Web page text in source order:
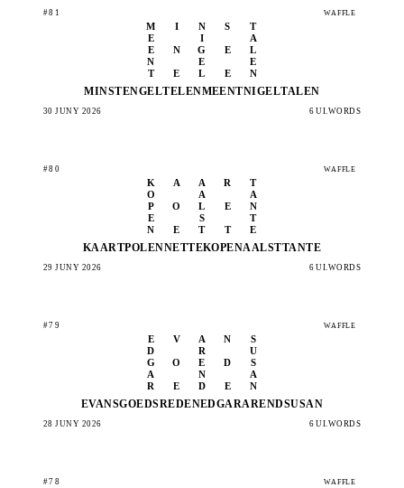
#81 WAFFLE
M I N S
T
E
I
A
E
N G E
L
N
E
E
T
E L E N
MINSTENGELTELENMEENTNIGELTALEN
30 JUNY 2026 6 UI.WORDS
#80 WAFFLE
K A A R
T
O
A
A
P
O L E
N
E
S
T
N
E T T E
KAARTPOLENNETTEKOPENAALSTTANTE
29 JUNY 2026 6 UI.WORDS
#79 WAFFLE
E V A N
S
D
R
U
G
O E D
S
A
N
A
R
E D E N
EVANSGOEDSREDENEDGARARENDSUSAN
28 JUNY 2026 6 UI.WORDS
#78 WAFFLE